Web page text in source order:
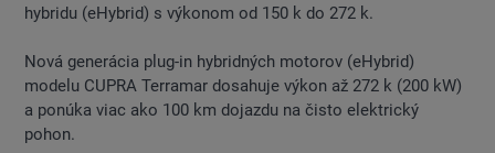
hybridu (eHybrid) s výkonom od 150 k do 272 k.
Nová generácia plug-in hybridných motorov (eHybrid)
modelu CUPRA Terramar dosahuje výkon až 272 k (200 kW)
a ponúka viac ako 100 km dojazdu na čisto elektrický
pohon.